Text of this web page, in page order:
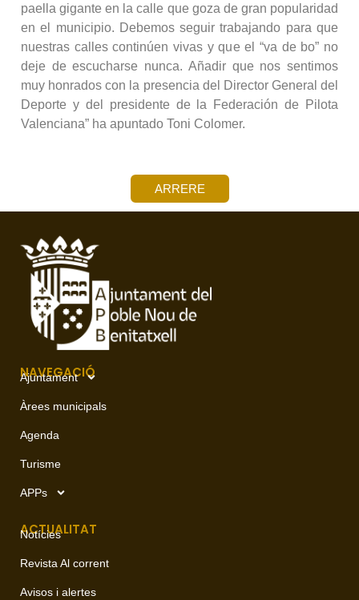
paella gigante en la calle que goza de gran popularidad
en el municipio. Debemos seguir trabajando para que
nuestras calles continúen vivas y que el “va de bo” no
deje de escucharse nunca. Añadir que nos sentimos
muy honrados con la presencia del Director General del
Deporte y del presidente de la Federación de Pilota
Valenciana” ha apuntado Toni Colomer.
ARRERE
NAVEGACIÓ
Ajuntament
Àrees municipals
Agenda
Turisme
APPs
ACTUALITAT
Notícies
Revista Al corrent
Avisos i alertes